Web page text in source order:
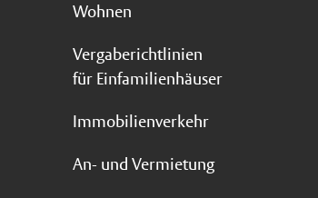
Wohnen
Vergaberichtlinien
für Einfamilienhäuser
Immobilienverkehr
An- und Vermietung